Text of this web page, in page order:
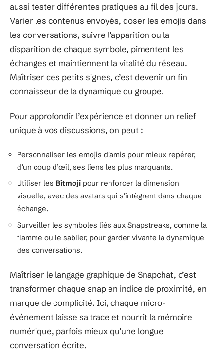
aussi tester différentes pratiques au fil des jours.
Varier les contenus envoyés, doser les emojis dans
les conversations, suivre l’apparition ou la
disparition de chaque symbole, pimentent les
échanges et maintiennent la vitalité du réseau.
Maîtriser ces petits signes, c’est devenir un fin
connaisseur de la dynamique du groupe.
Pour approfondir l’expérience et donner un relief
unique à vos discussions, on peut :
Personnaliser les emojis d’amis pour mieux repérer,
d’un coup d’œil, ses liens les plus marquants.
Utiliser les Bitmoji pour renforcer la dimension
visuelle, avec des avatars qui s’intègrent dans chaque
échange.
Surveiller les symboles liés aux Snapstreaks, comme la
flamme ou le sablier, pour garder vivante la dynamique
des conversations.
Maîtriser le langage graphique de Snapchat, c’est
transformer chaque snap en indice de proximité, en
marque de complicité. Ici, chaque micro-
événement laisse sa trace et nourrit la mémoire
numérique, parfois mieux qu’une longue
conversation écrite.